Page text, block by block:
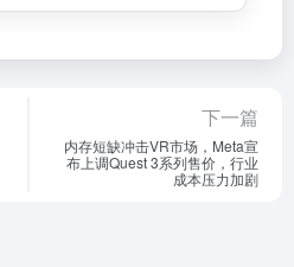
下一篇
内存短缺冲击VR市场，Meta宣
布上调Quest 3系列售价，行业
成本压力加剧